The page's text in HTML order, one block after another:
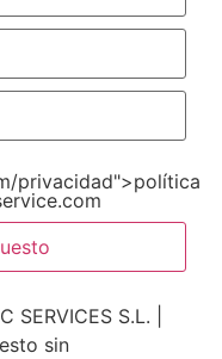
privacidad">política
SERVICES S.L. |
sin